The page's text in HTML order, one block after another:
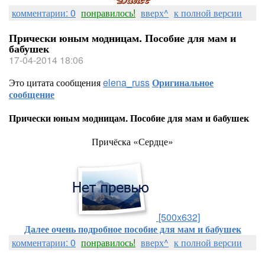
комментарии: 0 понравилось! вверх^ к полной версии
Прически юным модницам. Пособие для мам и
бабушек
17-04-2014 18:06
Это цитата сообщенияelena_russОригинальное
сообщение
Прически юным модницам. Пособие для мам и бабушек
Причёска «Сердце»
[500x632]
Далее очень подробное пособие для мам и бабушек
комментарии: 0 понравилось! вверх^ к полной версии